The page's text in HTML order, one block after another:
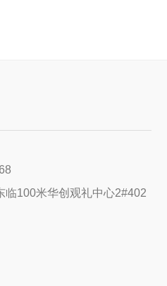
临100米华创观礼中心2#402
8-88室